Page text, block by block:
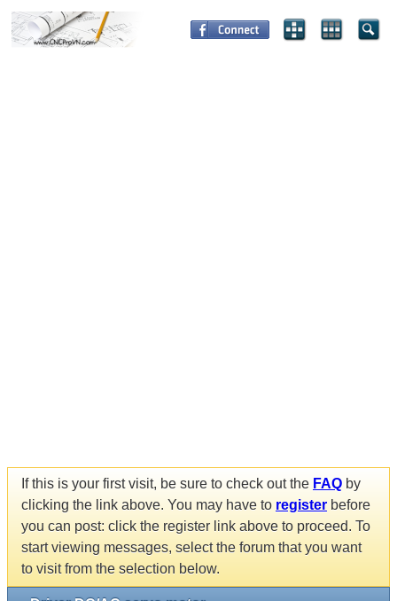
If this is your first visit, be sure to check out the FAQ by
clicking the link above. You may have to register before
you can post: click the register link above to proceed. To
start viewing messages, select the forum that you want
to visit from the selection below.